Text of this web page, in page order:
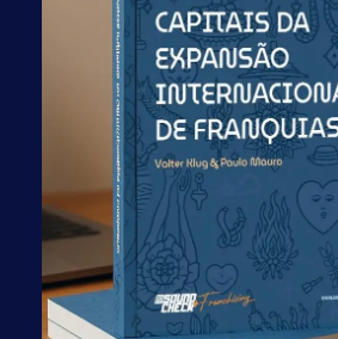
Global Franchise
A Global Franchise desenvolve
inovadoras, por meio de uma
objetivando elevar o potencial de
clientes.
CNPJ:04.482.312/0001-30
Filial SP: